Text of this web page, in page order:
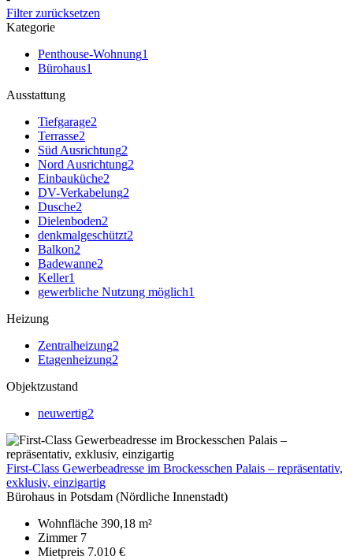
Filter zurücksetzen
Kategorie
Penthouse-Wohnung1
Bürohaus1
Ausstattung
Tiefgarage2
Terrasse2
Süd Ausrichtung2
Nord Ausrichtung2
Einbauküche2
DV-Verkabelung2
Dusche2
Dielenboden2
denkmalgeschützt2
Balkon2
Badewanne2
Keller1
gewerbliche Nutzung möglich1
Heizung
Zentralheizung2
Etagenheizung2
Objektzustand
neuwertig2
First-Class Gewerbeadresse im Brockesschen Palais – repräsentativ,
exklusiv, einzigartig
Bürohaus in Potsdam (Nördliche Innenstadt)
Wohnfläche 390,18 m²
Zimmer 7
Mietpreis 7.010 €